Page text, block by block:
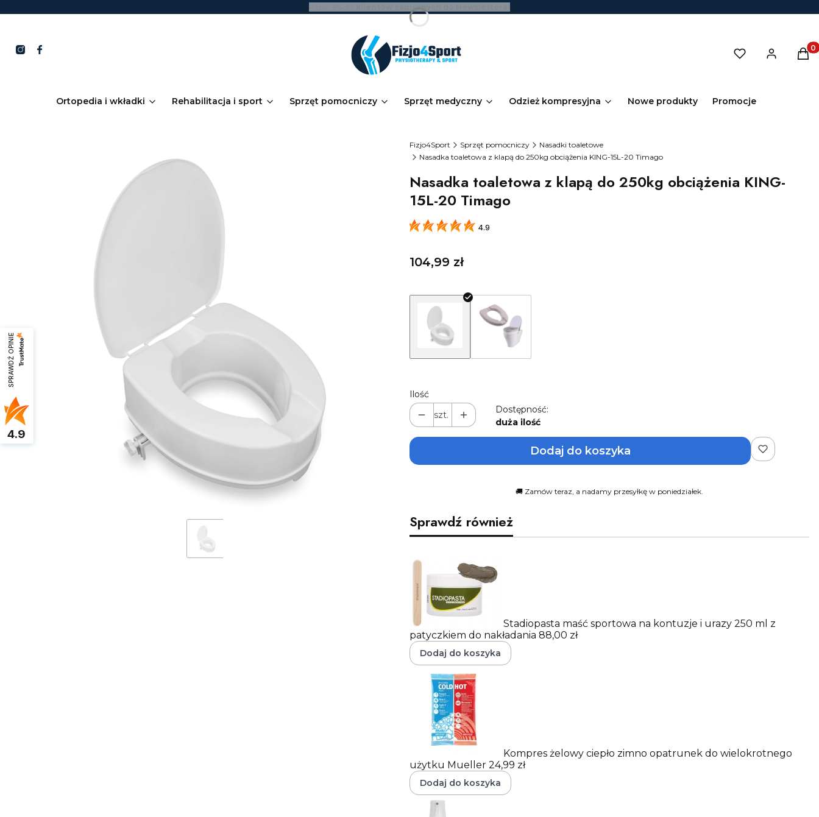
klientów zapisanych do Newslettera!
Ortopedia i wkładki Rehabilitacja i sport Sprzęt pomocniczy Sprzęt medyczny Odzież kompresyjna Nowe produkty Promocje
Fizjo4Sport Sprzęt pomocniczy
Nasadki toaletowe
Nasadka toaletowa z klapą do 250kg obciążenia KING-15L-20 Timago
Nasadka toaletowa z klapą do 250kg obciążenia KING-
15L-20 Timago
4.9
Cena
104,99 zł
Ilość
szt.
Dostępność:
duża ilość
Dodaj do koszyka
🚚 Zamów teraz, a nadamy przesyłkę w poniedziałek.
Sprawdź również
Stadiopasta maść sportowa na kontuzje i urazy 250 ml z
patyczkiem do nakładania 88,00 zł
Dodaj do koszyka
Kompres żelowy ciepło zimno opatrunek do wielokrotnego
użytku Mueller 24,99 zł
Dodaj do koszyka
SPRAWDŹ OPINIE
4.9